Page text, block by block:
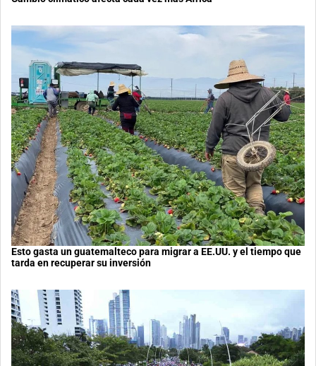
Esto gasta un guatemalteco para migrar a EE.UU. y el tiempo que
tarda en recuperar su inversión